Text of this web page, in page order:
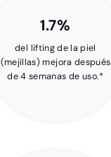
1.7%
del lifting de la piel
(mejillas) mejora después
de 4 semanas de uso.*